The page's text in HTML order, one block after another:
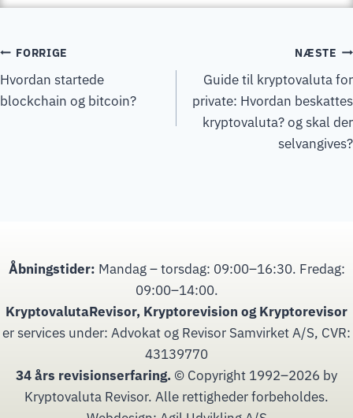
INDLÆGSNAVIGATION
FORRIGE
Hvordan startede
blockchain og bitcoin?
NÆSTE
Guide til kryptovaluta for
private: Hvordan beskattes
kryptovaluta? og skal der
selvangives?
Åbningstider: Mandag – torsdag: 09:00–16:30. Fredag:
09:00–14:00.
KryptovalutaRevisor, Kryptorevision og Kryptorevisor
er services under: Advokat og Revisor Samvirket A/S, CVR:
43139770
34 års revisionserfaring. © Copyright 1992–2026 by
Kryptovaluta Revisor. Alle rettigheder forbeholdes.